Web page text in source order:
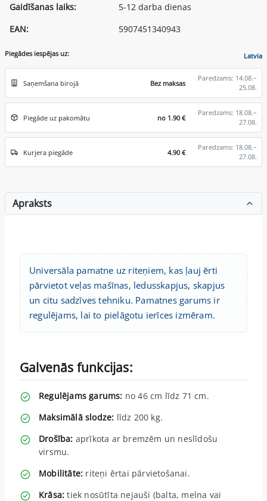
Gaidīšanas laiks:
5-12 darba dienas
EAN:
5907451340943
Piegādes iespējas uz: Latvia
Saņemšana birojā Bez maksas
Paredzams: 14.08.–
25.08.
Piegāde uz pakomātu no 1.90 €
Paredzams: 18.08.–
27.08.
Kurjera piegāde 4.90 €
Paredzams: 18.08.–
27.08.
Apraksts
Universāla pamatne uz riteņiem, kas ļauj ērti
pārvietot veļas mašīnas, ledusskapjus, skapjus
un citu sadzīves tehniku. Pamatnes garums ir
regulējams, lai to pielāgotu ierīces izmēram.
Galvenās funkcijas:
Regulējams garums: no 46 cm līdz 71 cm.
Maksimālā slodze: līdz 200 kg.
Drošība: aprīkota ar bremzēm un neslīdošu
virsmu.
Mobilitāte: riteņi ērtai pārvietošanai.
Krāsa: tiek nosūtīta nejauši (balta, melna vai